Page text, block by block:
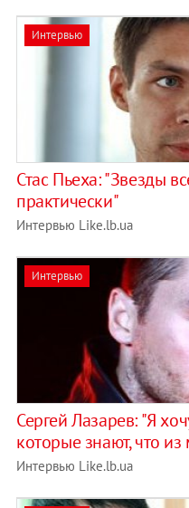
Интервью
Стас Пьеха: "Звезды
практически"
Интервью Like.lb.ua
Интервью
Сергей Лазарев: "Я
которые знают, что
Интервью Like.lb.ua